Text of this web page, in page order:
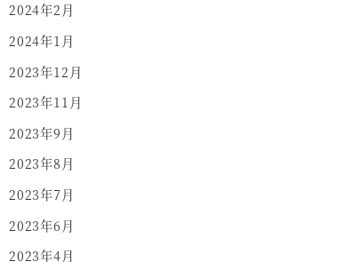
2024年2月
2024年1月
2023年12月
2023年11月
2023年9月
2023年8月
2023年7月
2023年6月
2023年4月